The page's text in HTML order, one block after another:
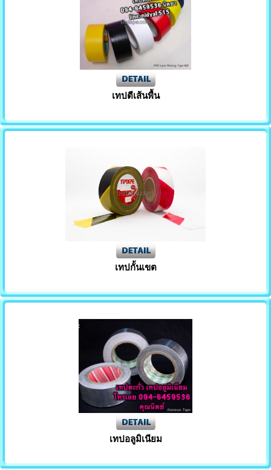
เทปตีเส้นพื้น
เทปกั้นเขต
เทปอลูมิเนียม